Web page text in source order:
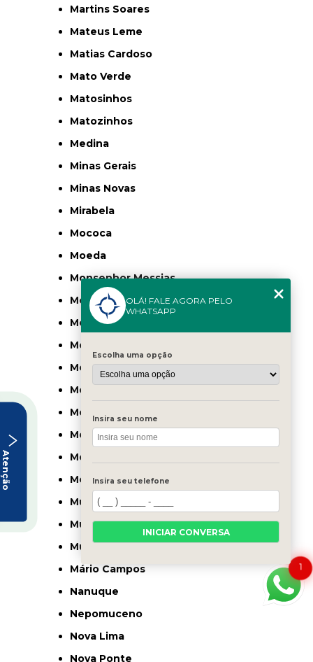
Martins Soares
Mateus Leme
Matias Cardoso
Mato Verde
Matosinhos
Matozinhos
Medina
Minas Gerais
Minas Novas
Mirabela
Mococa
Moeda
Monsenhor Messias
Monsenhor Paulo
Montalvânia
Monte Azul
Monte Carmelo
Monte Santo de Minas
Monte Sião
Montes Claros
Montezuma
Morro Vermelho
Muriaé
Mutum
Muzambinho
Mário Campos
Nanuque
Nepomuceno
Nova Lima
Nova Ponte
Atenção
1
OLÁ! FALE AGORA PELO
WHATSAPP
Escolha uma opção
Insira seu nome
Insira seu telefone
INICIAR CONVERSA